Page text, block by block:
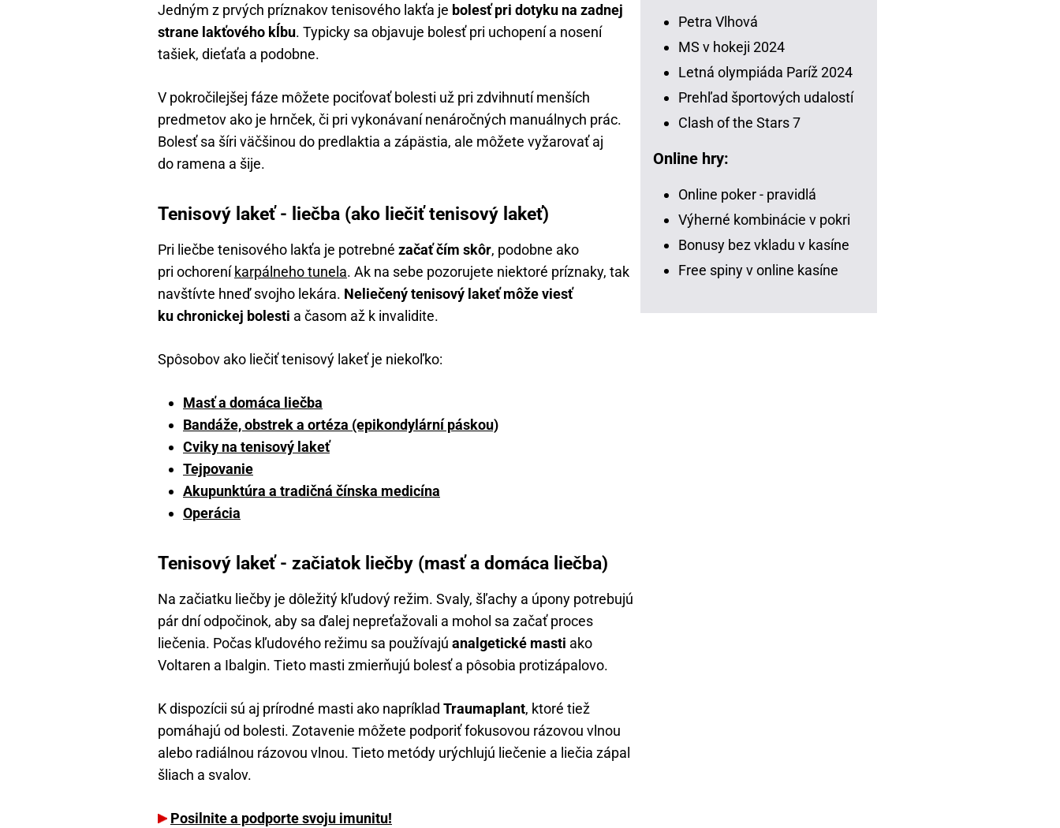
Jedným z prvých príznakov tenisového lakťa je bolesť pri dotyku na zadnej
strane lakťového kĺbu. Typicky sa objavuje bolesť pri uchopení a nosení
tašiek, dieťaťa a podobne.
V pokročilejšej fáze môžete pociťovať bolesti už pri zdvihnutí menších
predmetov ako je hrnček, či pri vykonávaní nenáročných manuálnych prác.
Bolesť sa šíri väčšinou do predlaktia a zápästia, ale môžete vyžarovať aj
do ramena a šije.
Tenisový lakeť - liečba (ako liečiť tenisový lakeť)
Pri liečbe tenisového lakťa je potrebné začať čím skôr, podobne ako
pri ochorení karpálneho tunela. Ak na sebe pozorujete niektoré príznaky, tak
navštívte hneď svojho lekára. Neliečený tenisový lakeť môže viesť
ku chronickej bolesti a časom až k invalidite.
Spôsobov ako liečiť tenisový lakeť je niekoľko:
Masť a domáca liečba
Bandáže, obstrek a ortéza (epikondylární páskou)
Cviky na tenisový lakeť
Tejpovanie
Akupunktúra a tradičná čínska medicína
Operácia
Tenisový lakeť - začiatok liečby (masť a domáca liečba)
Na začiatku liečby je dôležitý kľudový režim. Svaly, šľachy a úpony potrebujú
pár dní odpočinok, aby sa ďalej nepreťažovali a mohol sa začať proces
liečenia. Počas kľudového režimu sa používajú analgetické masti ako
Voltaren a Ibalgin. Tieto masti zmierňujú bolesť a pôsobia protizápalovo.
K dispozícii sú aj prírodné masti ako napríklad Traumaplant, ktoré tiež
pomáhajú od bolesti. Zotavenie môžete podporiť fokusovou rázovou vlnou
alebo radiálnou rázovou vlnou. Tieto metódy urýchlujú liečenie a liečia zápal
šliach a svalov.
Posilnite a podporte svoju imunitu!
Petra Vlhová
MS v hokeji 2024
Letná olympiáda Paríž 2024
Prehľad športových udalostí
Clash of the Stars 7
Online hry:
Online poker - pravidlá
Výherné kombinácie v pokri
Bonusy bez vkladu v kasíne
Free spiny v online kasíne